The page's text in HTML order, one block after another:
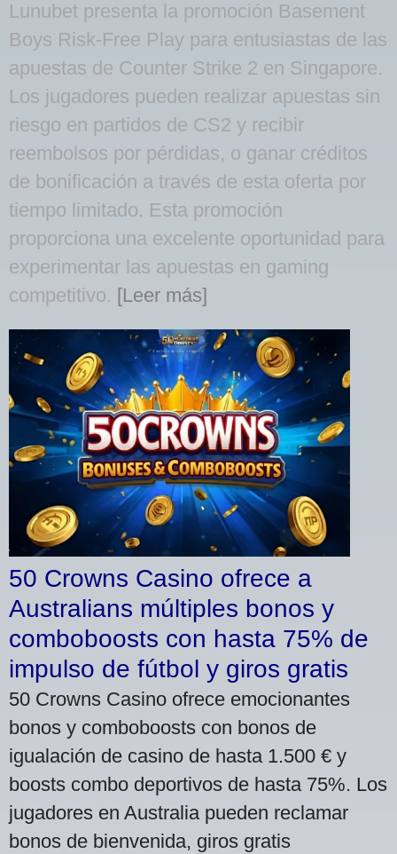
Lunubet presenta la promoción Basement
Boys Risk-Free Play para entusiastas de las
apuestas de Counter Strike 2 en Singapore.
Los jugadores pueden realizar apuestas sin
riesgo en partidos de CS2 y recibir
reembolsos por pérdidas, o ganar créditos
de bonificación a través de esta oferta por
tiempo limitado. Esta promoción
proporciona una excelente oportunidad para
experimentar las apuestas en gaming
competitivo. [Leer más]
50 Crowns Casino ofrece a
Australians múltiples bonos y
comboboosts con hasta 75% de
impulso de fútbol y giros gratis
50 Crowns Casino ofrece emocionantes
bonos y comboboosts con bonos de
igualación de casino de hasta 1.500 € y
boosts combo deportivos de hasta 75%. Los
jugadores en Australia pueden reclamar
bonos de bienvenida, giros gratis